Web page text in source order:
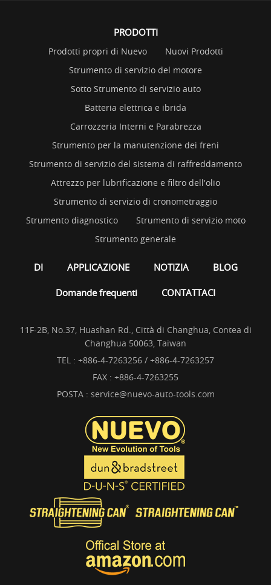
PRODOTTI
Prodotti propri di Nuevo
Nuovi Prodotti
Strumento di servizio del motore
Sotto Strumento di servizio auto
Batteria elettrica e ibrida
Carrozzeria Interni e Parabrezza
Strumento per la manutenzione dei freni
Strumento di servizio del sistema di raffreddamento
Attrezzo per lubrificazione e filtro dell'olio
Strumento di servizio di cronometraggio
Strumento diagnostico
Strumento di servizio moto
Strumento generale
DI APPLICAZIONE NOTIZIA BLOG
Domande frequenti CONTATTACI
11F-2B, No.37, Huashan Rd., Città di Changhua, Contea di
Changhua 50063, Taiwan
TEL : +886-4-7263256 / +886-4-7263257
FAX : +886-4-7263255
POSTA : service@nuevo-auto-tools.com